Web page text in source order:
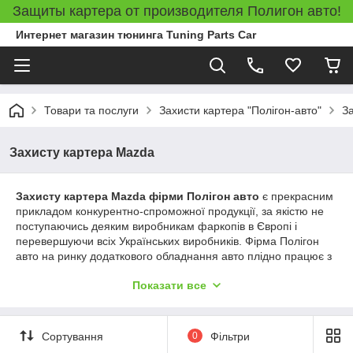
Защиты картера от производителя Полигон авто!
Интернет магазин тюнинга Tuning Parts Car
Товари та послуги Захисти картера "Полігон-авто"
Захисту картера Mazda
Захисту картера Mazda фірми Полігон авто є прекрасним
прикладом конкурентно-спроможної продукції, за якістю не
поступаючись деяким виробникам фаркопів в Європі і
перевершуючи всіх Українських виробників. Фірма Полігон
авто на ринку додаткового обладнання авто плідно працює з
захисту двигуна в 7 категоріях, категорія захисту залежить від
технологами. Розробки на автомобіль Mazda включають в
себе не тільки захисту картера, також виробляються захисту
КПП, захисту РКПП і захисту диференціалів.
Показати все
Сортування 0 Фільтри